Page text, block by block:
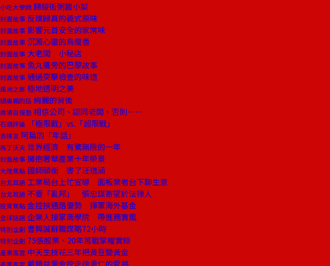
小吃大學問 歸綏街粥飯小菜
封面故事 反璞歸真的義式原味
封面故事 影響元首安全的家常味
封面故事 沉澱心靈的烏龍香
封面故事 大老闆 小秘店
封面故事 魚丸攤旁的巴黎故事
封面故事 通過突擊檢查的味道
風尚之旅 極地透明之美
總編輯的話 絢麗的背後
商場自慢塾 相信公司、認同老闆，否則……
石頭評論 「極限戰」vs.「超限戰」
去梯言 阿扁的「年話」
馬丁沃夫 世界經濟 有驚無險的一年
封面故事 擁抱奢華產業十年榮景
大陸焦點 國師頭銜 害了汪道涵
台北耳語 工業局台上忙宣導 面板業者台下聊生意
台北耳語 不要「亂邦」 張忠謀寄望於法律人
投資焦點 金控挾通路優勢 揮軍海外基金
全球話題 企業人接掌商學院 帶進務實風
特別企劃 曹興誠辭職謀略72小時
特別企劃 75張股票、20年苦戰掌權實錄
產業風雲 中天生技花三年把黃豆變黃金
戴勝益重金挖走徐重仁的愛將